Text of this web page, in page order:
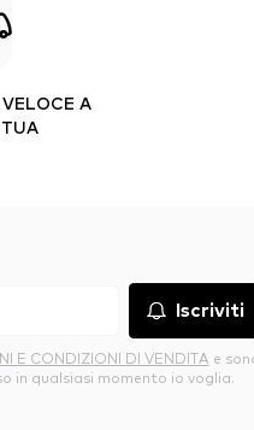
A
Iscriviti
E CONDIZIONI DI VENDITA e
in qualsiasi momento io voglia.